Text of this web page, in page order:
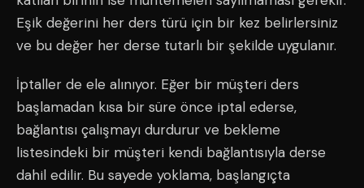
Eşik değerini her ders türü için bir kez belirlersiniz
ve bu değer her derse tutarlı bir şekilde uygulanır.
İptaller de ele alınıyor. Eğer bir müşteri ders
başlamadan kısa bir süre önce iptal ederse,
bağlantısı çalışmayı durdurur ve bekleme
listesindeki bir müşteri kendi bağlantısıyla derse
dahil edilir. Bu sayede yoklama, başlangıçta